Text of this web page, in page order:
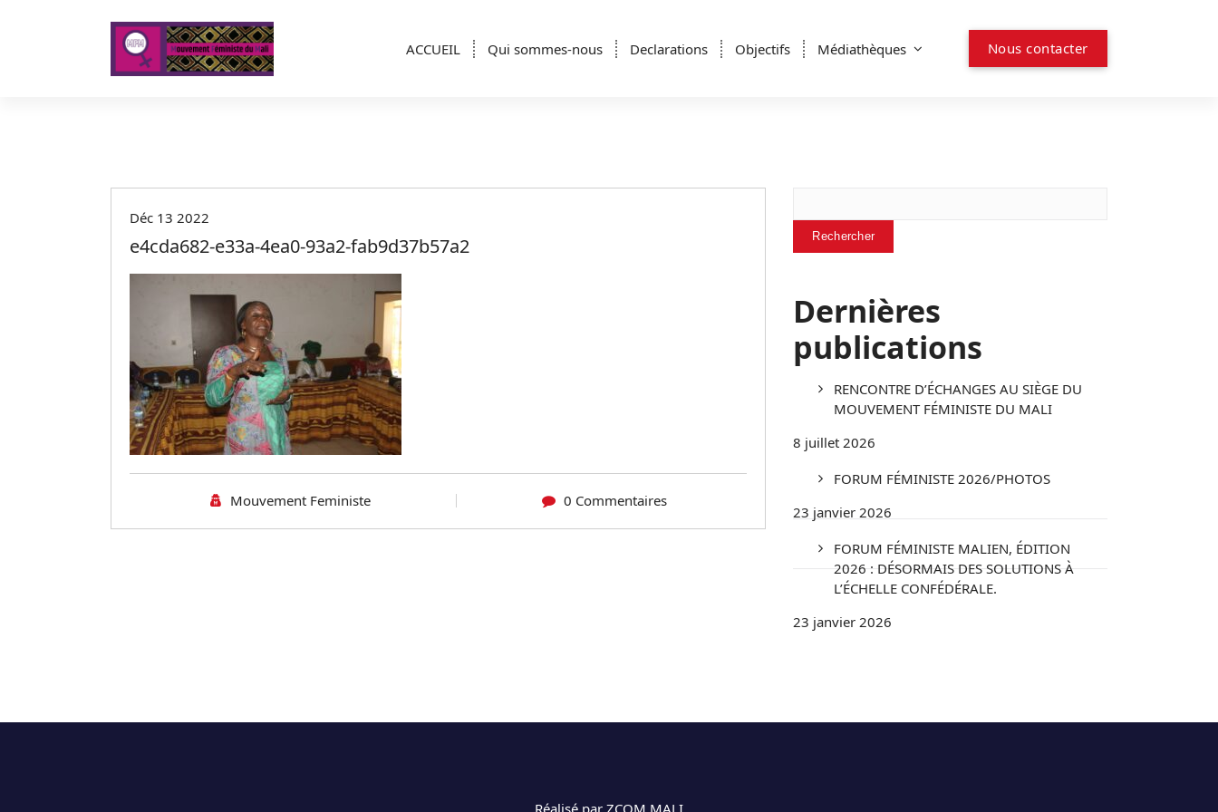
ACCUEIL Qui sommes-nous Declarations Objectifs Médiathèques Nous contacter
Déc 13 2022
e4cda682-e33a-4ea0-93a2-fab9d37b57a2
Mouvement Feministe 0 Commentaires
Rechercher
Dernières
publications
RENCONTRE D’ÉCHANGES AU SIÈGE DU
MOUVEMENT FÉMINISTE DU MALI
8 juillet 2026
FORUM FÉMINISTE 2026/PHOTOS
23 janvier 2026
FORUM FÉMINISTE MALIEN, ÉDITION
2026 : DÉSORMAIS DES SOLUTIONS À
L’ÉCHELLE CONFÉDÉRALE.
23 janvier 2026